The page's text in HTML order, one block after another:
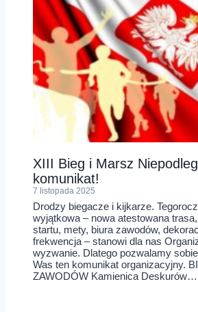
XIII Bieg i Marsz
komunikat!
7 listopada 2025
Drodzy biegacze i kijkarze.
wyjątkowa – nowa atestowana
startu, mety, biura zawodów,
frekwencja – stanowi dla nas
wyzwanie. Dlatego pozwalamy
Was ten komunikat organizacyjny.
ZAWODÓW Kamienica Deskurów…